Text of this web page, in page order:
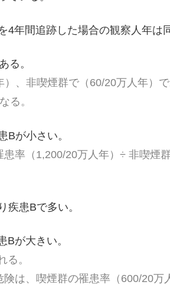
年間追跡した場合の観察人年は
る。
、非喫煙群で（60/20万人年）で
る。
Bが小さい。
率（1,200/20万人年）÷ 非喫煙
疾患Bで多い。
が大きい。
る。
は、喫煙群の罹患率（600/20万